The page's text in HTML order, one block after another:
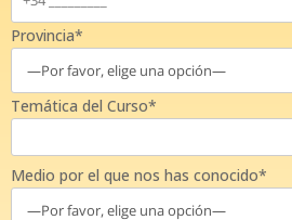
Provincia*
Temática del Curso*
Medio por el que nos has conocido*